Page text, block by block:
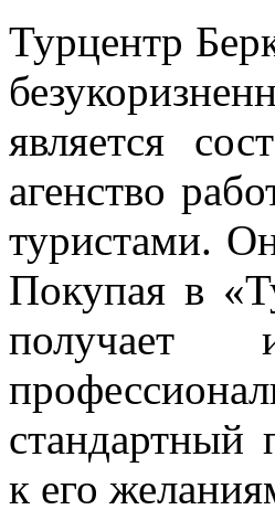
Турцентр
является
агенство
туристами.
Покупая в
получает
стандартный
к его